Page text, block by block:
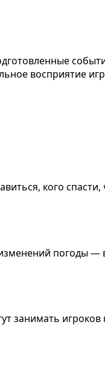
восприятие
кого
погоды —
занимать игроков